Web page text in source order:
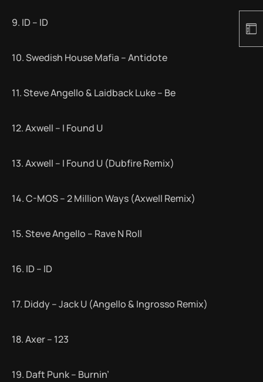
9. ID – ID
10. Swedish House Mafia – Antidote
11. Steve Angello & Laidback Luke – Be
12. Axwell – I Found U
13. Axwell – I Found U (Dubfire Remix)
14. C-MOS – 2 Million Ways (Axwell Remix)
15. Steve Angello – Rave N Roll
16. ID – ID
17. Diddy – Jack U (Angello & Ingrosso Remix)
18. Axer – 123
19. Daft Punk – Burnin’